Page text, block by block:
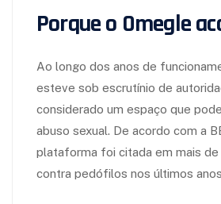
Porque o Omegle
Ao longo dos anos de
esteve sob escrutínio de
considerado um espaço que
abuso sexual. De acordo com a
plataforma foi citada em mais
contra pedófilos nos últimos